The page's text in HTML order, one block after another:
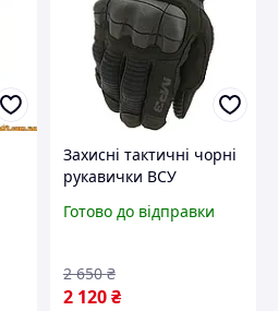
Захисні тактичні чорні
рукавички ВСУ
Pact 3 ОРИГІНАЛ з
розмір M, штучна
шкіра
Готово до відправки
2 120₴
2 650 ₴